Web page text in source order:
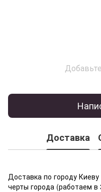
Доставка
Доставка по городу
черты города (работаем в